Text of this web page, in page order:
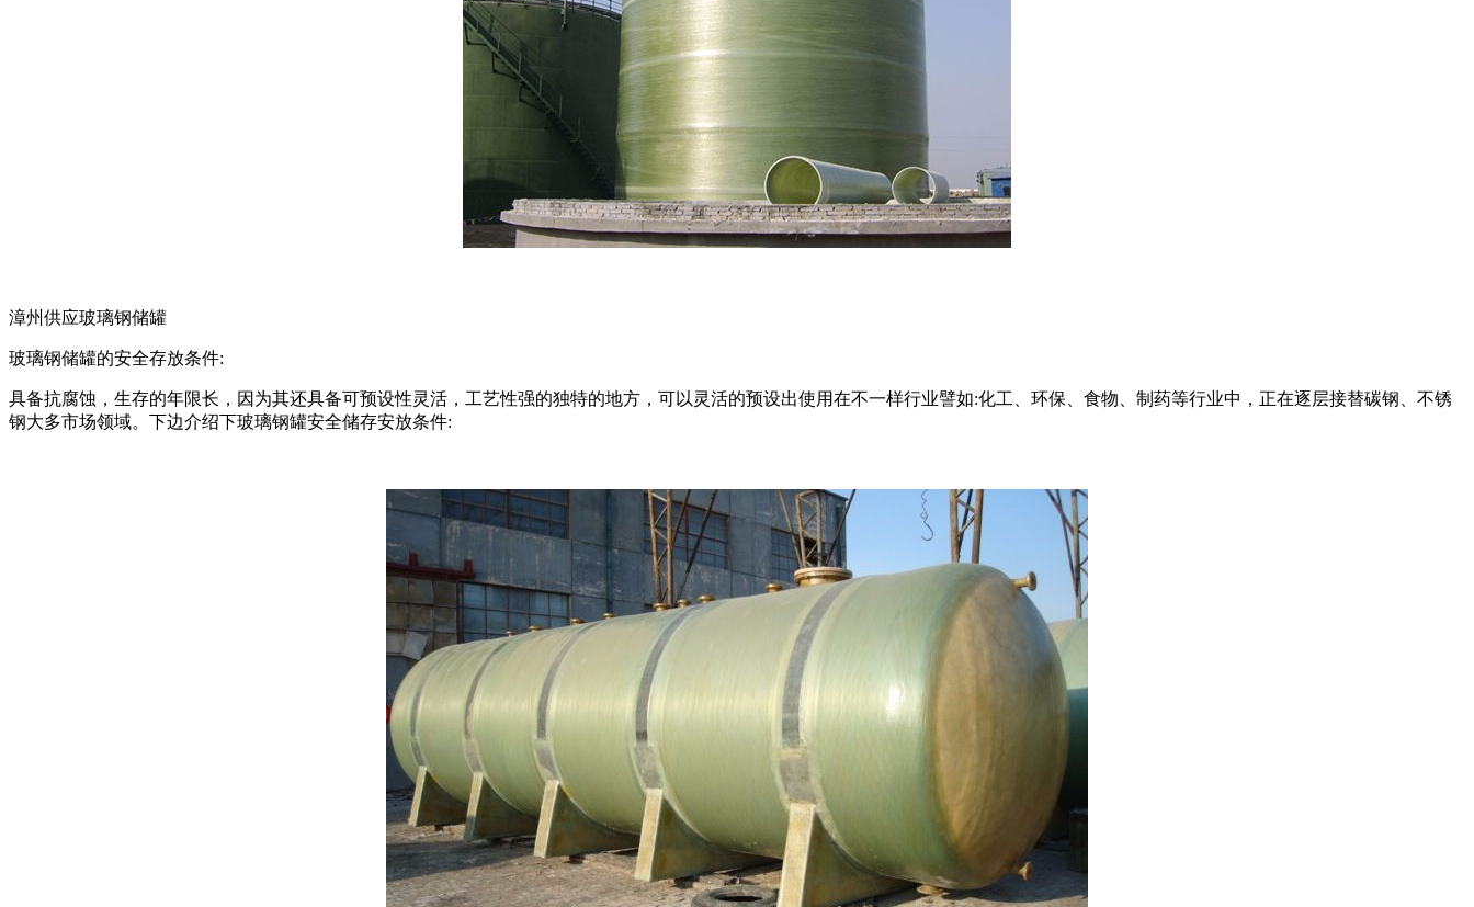
漳州供应玻璃钢储罐
玻璃钢储罐的安全存放条件:
具备抗腐蚀，生存的年限长，因为其还具备可预设性灵活，工艺性强的独特的地方，可以灵活的预设出使用在不一样行业譬如:化工、环保、食物、制药等行业中，正在逐层接替碳钢、不锈
钢大多市场领域。下边介绍下玻璃钢罐安全储存安放条件: